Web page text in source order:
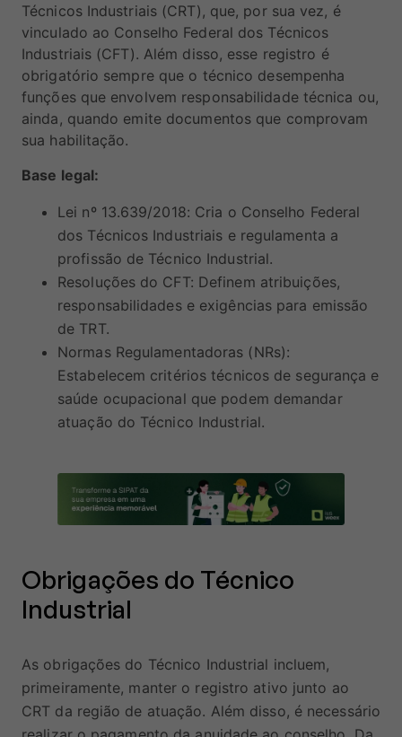
Técnicos Industriais (CRT), que, por sua vez, é
vinculado ao Conselho Federal dos Técnicos
Industriais (CFT). Além disso, esse registro é
obrigatório sempre que o técnico desempenha
funções que envolvem responsabilidade técnica ou,
ainda, quando emite documentos que comprovam
sua habilitação.
Base legal:
Lei nº 13.639/2018: Cria o Conselho Federal
dos Técnicos Industriais e regulamenta a
profissão de Técnico Industrial.
Resoluções do CFT: Definem atribuições,
responsabilidades e exigências para emissão
de TRT.
Normas Regulamentadoras (NRs):
Estabelecem critérios técnicos de segurança e
saúde ocupacional que podem demandar
atuação do Técnico Industrial.
Obrigações do Técnico
Industrial
As obrigações do Técnico Industrial incluem,
primeiramente, manter o registro ativo junto ao
CRT da região de atuação. Além disso, é necessário